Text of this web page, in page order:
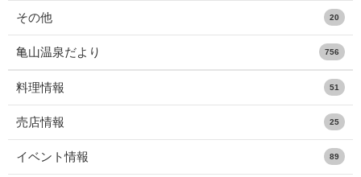
その他 20
亀山温泉だより 756
料理情報 51
売店情報 25
イベント情報 89